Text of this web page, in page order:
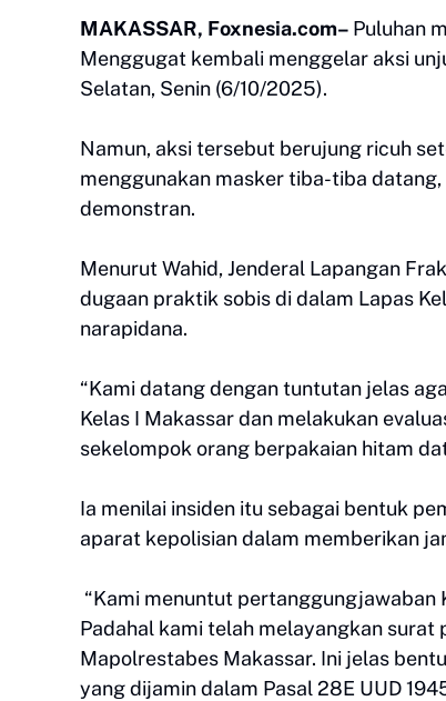
MAKASSAR, Foxnesia.com– Puluhan
Menggugat kembali menggelar aksi
Selatan, Senin (6/10/2025).
Namun, aksi tersebut berujung ricuh
menggunakan masker tiba-tiba
demonstran.
Menurut Wahid, Jenderal Lapangan
dugaan praktik sobis di dalam Lapas
narapidana.
“Kami datang dengan tuntutan jelas
Kelas I Makassar dan melakukan
sekelompok orang berpakaian hitam
Ia menilai insiden itu sebagai bentuk
aparat kepolisian dalam memberikan
“Kami menuntut pertanggungjawaban
Padahal kami telah melayangkan
Mapolrestabes Makassar. Ini jelas
yang dijamin dalam Pasal 28E UUD